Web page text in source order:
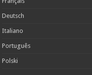
Deutsch
Italiano
Português
Polski